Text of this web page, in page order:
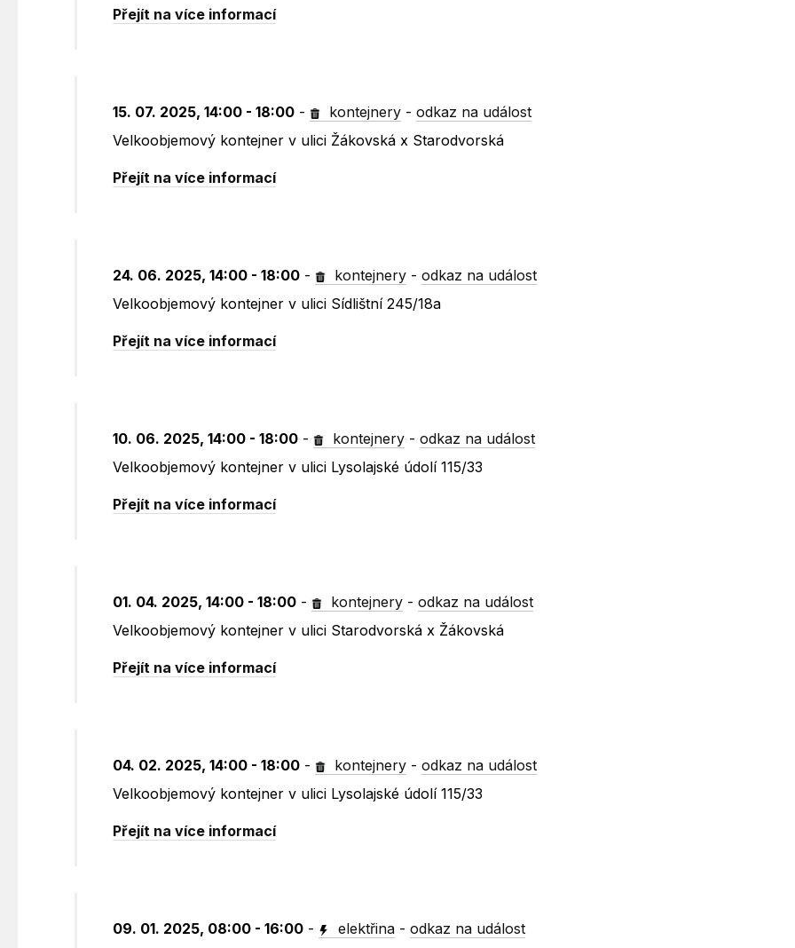
Přejít na více informací
15. 07. 2025, 14:00 - 18:00 - kontejnery -odkaz na událost
Velkoobjemový kontejner v ulici Žákovská x Starodvorská
Přejít na více informací
24. 06. 2025, 14:00 - 18:00 - kontejnery -odkaz na událost
Velkoobjemový kontejner v ulici Sídlištní 245/18a
Přejít na více informací
10. 06. 2025, 14:00 - 18:00 - kontejnery -odkaz na událost
Velkoobjemový kontejner v ulici Lysolajské údolí 115/33
Přejít na více informací
01. 04. 2025, 14:00 - 18:00 - kontejnery -odkaz na událost
Velkoobjemový kontejner v ulici Starodvorská x Žákovská
Přejít na více informací
04. 02. 2025, 14:00 - 18:00 - kontejnery -odkaz na událost
Velkoobjemový kontejner v ulici Lysolajské údolí 115/33
Přejít na více informací
09. 01. 2025, 08:00 - 16:00 - elektřina -odkaz na událost